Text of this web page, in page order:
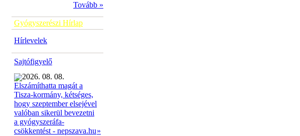
Tovább »
Gyógyszerészi Hírlap
Hírlevelek
Sajtófigyelő
2026. 08. 08.
Elszámíthatta magát a
Tisza-kormány, kétséges,
hogy szeptember elsejével
valóban sikerül bevezetni
a gyógyszeráfa-
csökkentést - nepszava.hu»